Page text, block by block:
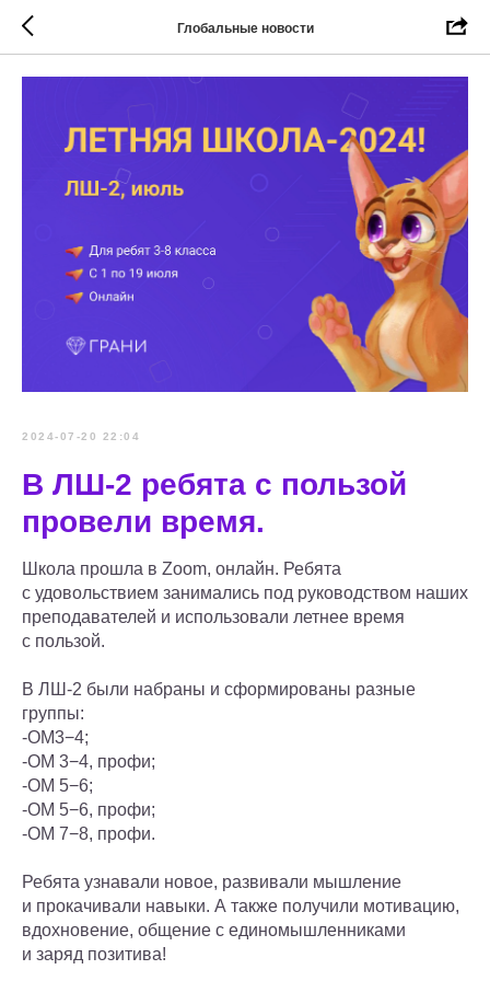
Глобальные новости
2024-07-20 22:04
В ЛШ-2 ребята с пользой
провели время.
Школа прошла в Zoom, онлайн. Ребята
с удовольствием занимались под руководством наших
преподавателей и использовали летнее время
с пользой.
В ЛШ-2 были набраны и сформированы разные
группы:
-ОМ3−4;
-ОМ 3−4, профи;
-ОМ 5−6;
-ОМ 5−6, профи;
-ОМ 7−8, профи.
Ребята узнавали новое, развивали мышление
и прокачивали навыки. А также получили мотивацию,
вдохновение, общение с единомышленниками
и заряд позитива!